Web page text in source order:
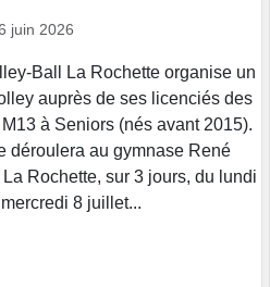
juin 2026
Ball La Rochette organise un
auprès de ses licenciés des
à Seniors (nés avant 2015).
déroulera au gymnase René
Rochette, sur 3 jours, du lundi
8 juillet...